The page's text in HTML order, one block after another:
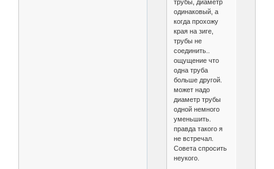
трубы, диаметр
одинаковый, а
когда прохожу
края на зиге,
трубы не
соединить..
ощущение что
одна труба
больше другой.
может надо
диаметр трубы
одной немного
уменьшить.
правда такого я
не встречал.
Совета спросить
неукого.